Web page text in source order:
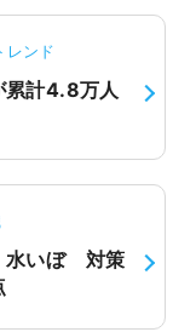
レンド
累計4.8万人
水いぼ 対策